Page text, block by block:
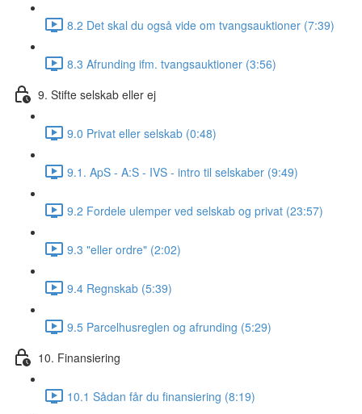
8.2 Det skal du også vide om tvangsauktioner (7:39)
8.3 Afrunding ifm. tvangsauktioner (3:56)
9. Stifte selskab eller ej
9.0 Privat eller selskab (0:48)
9.1. ApS - A:S - IVS - intro til selskaber (9:49)
9.2 Fordele ulemper ved selskab og privat (23:57)
9.3 "eller ordre" (2:02)
9.4 Regnskab (5:39)
9.5 Parcelhusreglen og afrunding (5:29)
10. Finansiering
10.1 Sådan får du finansiering (8:19)